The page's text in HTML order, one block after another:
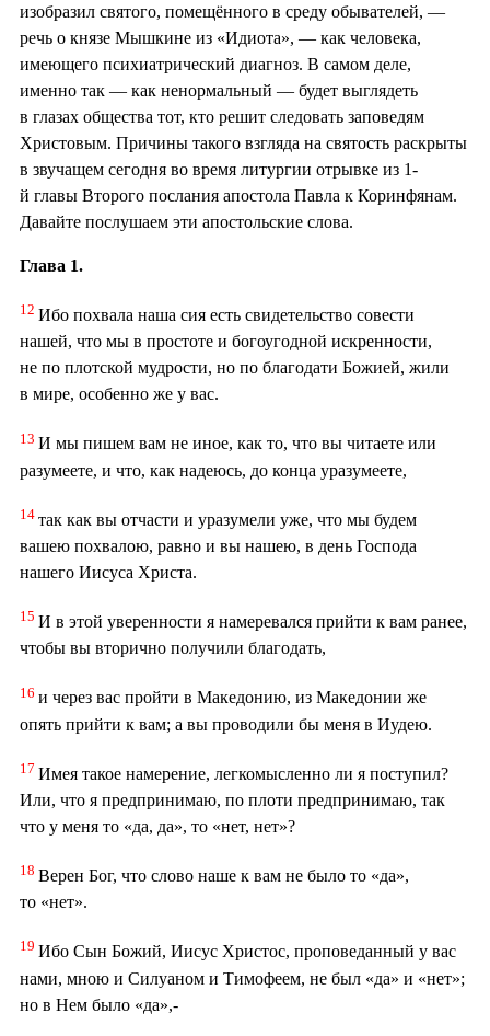
изобразил святого, помещённого в среду обывателей, —
речь о князе Мышкине из «Идиота», — как человека,
имеющего психиатрический диагноз. В самом деле,
именно так — как ненормальный — будет выглядеть
в глазах общества тот, кто решит следовать заповедям
Христовым. Причины такого взгляда на святость раскрыты
в звучащем сегодня во время литургии отрывке из 1-
й главы Второго послания апостола Павла к Коринфянам.
Давайте послушаем эти апостольские слова.
Глава 1.
12 Ибо похвала наша сия есть свидетельство совести
нашей, что мы в простоте и богоугодной искренности,
не по плотской мудрости, но по благодати Божией, жили
в мире, особенно же у вас.
13 И мы пишем вам не иное, как то, что вы читаете или
разумеете, и что, как надеюсь, до конца уразумеете,
14 так как вы отчасти и уразумели уже, что мы будем
вашею похвалою, равно и вы нашею, в день Господа
нашего Иисуса Христа.
15 И в этой уверенности я намеревался прийти к вам ранее,
чтобы вы вторично получили благодать,
16 и через вас пройти в Македонию, из Македонии же
опять прийти к вам; а вы проводили бы меня в Иудею.
17 Имея такое намерение, легкомысленно ли я поступил?
Или, что я предпринимаю, по плоти предпринимаю, так
что у меня то «да, да», то «нет, нет»?
18 Верен Бог, что слово наше к вам не было то «да»,
то «нет».
19 Ибо Сын Божий, Иисус Христос, проповеданный у вас
нами, мною и Силуаном и Тимофеем, не был «да» и «нет»;
но в Нем было «да»,-